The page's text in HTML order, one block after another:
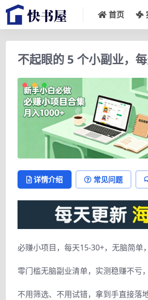
首页
不起眼的 5 个小副业，
详情介绍 常见问题
必赚小项目，每天15-30+，无脑简单
零门槛无脑副业清单，实测稳赚不亏
不用筛选、不用试错，拿到手直接落